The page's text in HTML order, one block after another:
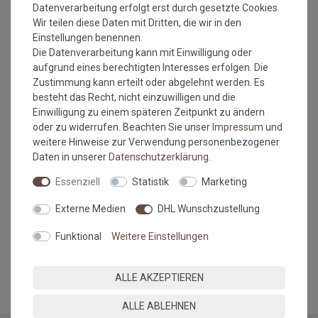
dem Staubsauger gesaugt werden, bitte verwenden Sie dafür
eine glatte Düse. Das entfernt Fremdpartikel und hält die
Matte
sauber und funktionstüchtig. Diese Pflegemaßnahmen
sind absolut ausreichend für den Alltag.
Sollte die Matte einmal stärker verschmutzt sein, kann sie
bei max. 40 °C in der Waschmaschine gewaschen werden.
Verwenden Sie Feinwaschmittel und schleudern Sie die Matte
auf
niedriger Stufe. Legen Sie die Matte anschließend flach
zum Trocknen aus. Waschen Sie die Matte einmal im Jahr, um
Untergrund
Datenverarbeitung erfolgt erst durch gesetzte Cookies.
Wir teilen diese Daten mit Dritten, die wir in den
Einstellungen benennen.
Die Datenverarbeitung kann mit Einwilligung oder
aufgrund eines berechtigten Interesses erfolgen. Die
Zustimmung kann erteilt oder abgelehnt werden. Es
besteht das Recht, nicht einzuwilligen und die
Einwilligung zu einem späteren Zeitpunkt zu ändern
oder zu widerrufen. Beachten Sie unserImpressum und
weitere Hinweise zur Verwendung personenbezogener
Daten in unsererDaten­schutz­erklärung
Essenziell Statistik Marketing
Externe Medien DHL Wunschzustellung
Funktional Weitere Einstellungen
ALLE AKZEPTIEREN
ALLE ABLEHNEN